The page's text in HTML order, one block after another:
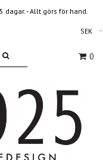
dagar. - Allt görs för hand.
SEK
0